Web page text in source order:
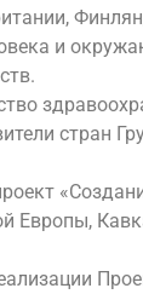
и
стран
Европы,